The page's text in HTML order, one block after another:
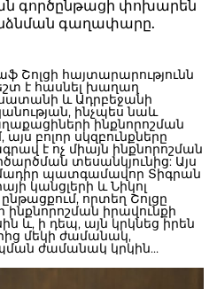
գործընթացի փոխարեն
գաղափարը.
Շոլցի հայտարարությունն
է հասնել խաղաղ
և Ադրբեջանի
ինչպես նաև
ինքնորոշման
բոլոր սկզբունքները
է ոչ միայն ինքնորոշման
տեսանկյունից: Այս
պատգամավոր Տիգրան
կանցլերի և Նիկոլ
որտեղ Շոլցը
իրավունքի
և, ի դեպ, այն կրկնեց իրեն
մեկի ժամանակ,
ժամանակ կրկին
և ազատությունների